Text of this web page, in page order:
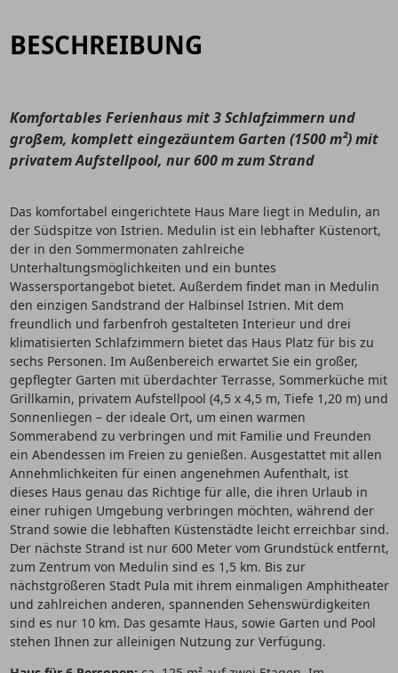
BESCHREIBUNG
Komfortables Ferienhaus mit 3 Schlafzimmern und
großem, komplett eingezäuntem Garten (1500 m²) mit
privatem Aufstellpool, nur 600 m zum Strand
Das komfortabel eingerichtete Haus Mare liegt in Medulin, an
der Südspitze von Istrien. Medulin ist ein lebhafter Küstenort,
der in den Sommermonaten zahlreiche
Unterhaltungsmöglichkeiten und ein buntes
Wassersportangebot bietet. Außerdem findet man in Medulin
den einzigen Sandstrand der Halbinsel Istrien. Mit dem
freundlich und farbenfroh gestalteten Interieur und drei
klimatisierten Schlafzimmern bietet das Haus Platz für bis zu
sechs Personen. Im Außenbereich erwartet Sie ein großer,
gepflegter Garten mit überdachter Terrasse, Sommerküche mit
Grillkamin, privatem Aufstellpool (4,5 x 4,5 m, Tiefe 1,20 m) und
Sonnenliegen – der ideale Ort, um einen warmen
Sommerabend zu verbringen und mit Familie und Freunden
ein Abendessen im Freien zu genießen. Ausgestattet mit allen
Annehmlichkeiten für einen angenehmen Aufenthalt, ist
dieses Haus genau das Richtige für alle, die ihren Urlaub in
einer ruhigen Umgebung verbringen möchten, während der
Strand sowie die lebhaften Küstenstädte leicht erreichbar sind.
Der nächste Strand ist nur 600 Meter vom Grundstück entfernt,
zum Zentrum von Medulin sind es 1,5 km. Bis zur
nächstgrößeren Stadt Pula mit ihrem einmaligen Amphitheater
und zahlreichen anderen, spannenden Sehenswürdigkeiten
sind es nur 10 km. Das gesamte Haus, sowie Garten und Pool
stehen Ihnen zur alleinigen Nutzung zur Verfügung.